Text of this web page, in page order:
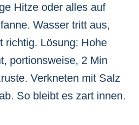
Hitze oder alles auf
Wasser tritt aus,
richtig. Lösung: Hohe
portionsweise, 2 Min
Verkneten mit Salz
So bleibt es zart innen.